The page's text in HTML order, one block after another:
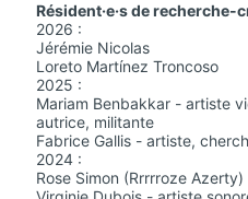
Résident·e·s de recherche-
2026 :
Jérémie Nicolas
Loreto Martínez Troncoso
2025 :
Mariam Benbakkar - artiste
autrice, militante
Fabrice Gallis - artiste,
2024 :
Rose Simon (Rrrrroze